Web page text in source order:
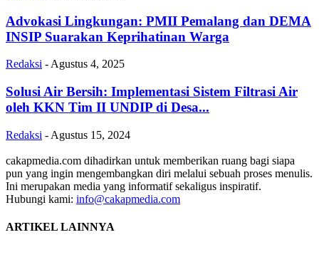
Advokasi Lingkungan: PMII Pemalang dan DEMA
INSIP Suarakan Keprihatinan Warga
Redaksi - Agustus 4, 2025
Solusi Air Bersih: Implementasi Sistem Filtrasi Air
oleh KKN Tim II UNDIP di Desa...
Redaksi - Agustus 15, 2024
cakapmedia.com dihadirkan untuk memberikan ruang bagi siapa
pun yang ingin mengembangkan diri melalui sebuah proses menulis.
Ini merupakan media yang informatif sekaligus inspiratif.
Hubungi kami: info@cakapmedia.com
ARTIKEL LAINNYA